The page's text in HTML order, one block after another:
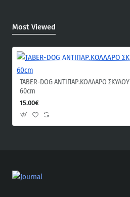
Most Viewed
TABER-DOG ΑΝΤΙΠΑΡ.ΚΟΛΛΑΡΟ ΣΚΥΛΟΥ
60cm
15.00€